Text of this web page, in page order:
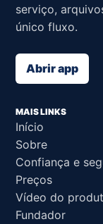
serviço,
único fluxo.
Abrir app
MAIS LINKS
Início
Sobre
Confiança e
Preços
Vídeo do
Fundador